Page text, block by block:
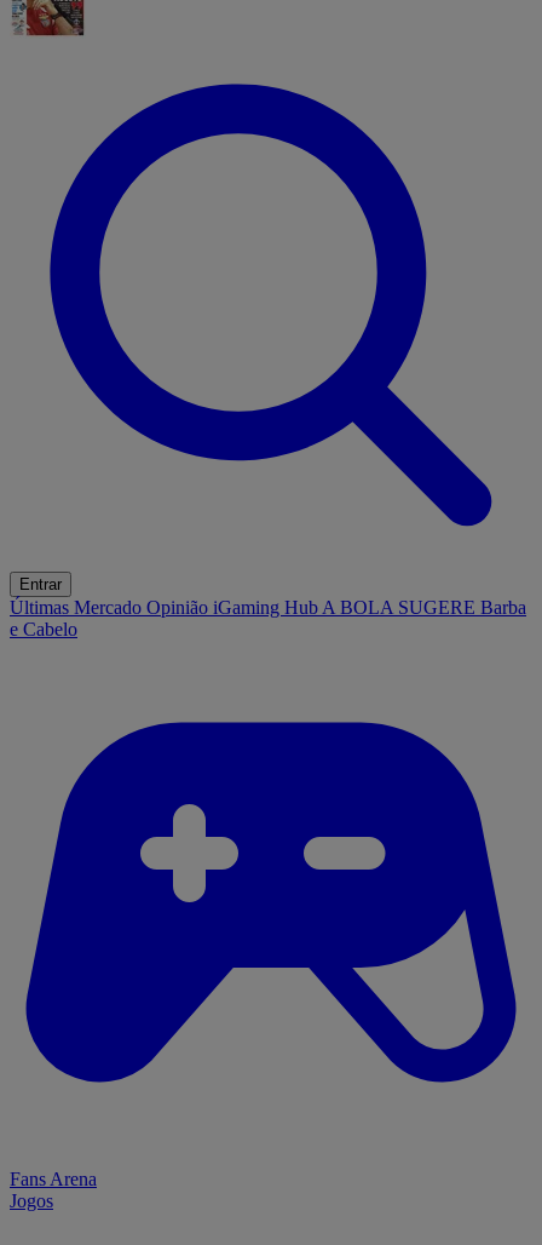
Entrar
Últimas Mercado Opinião iGaming Hub A BOLA SUGERE Barba
e Cabelo
Fans Arena
Jogos